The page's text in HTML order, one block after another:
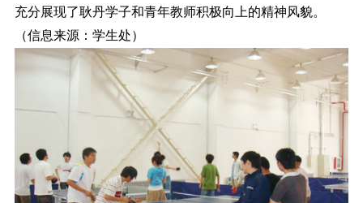
充分展现了耿丹学子和青年教师积极向上的精神风貌。
（信息来源：学生处）